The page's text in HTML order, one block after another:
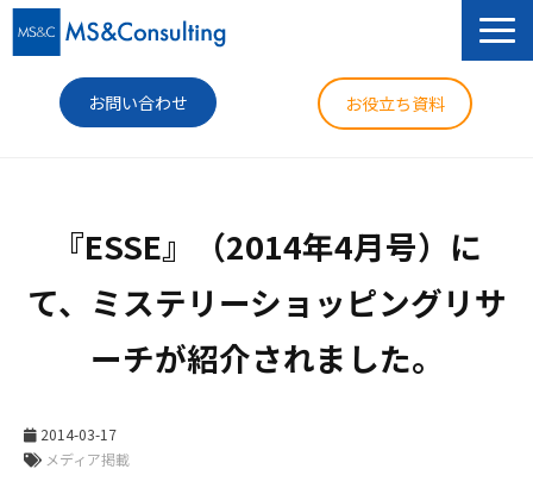
お問い合わせ お役立ち資料
セミナー
導入事例
企業情報
『ESSE』（2014年4月号）に
て、ミステリーショッピングリサ
ーチが紹介されました。
2014-03-17
メディア掲載